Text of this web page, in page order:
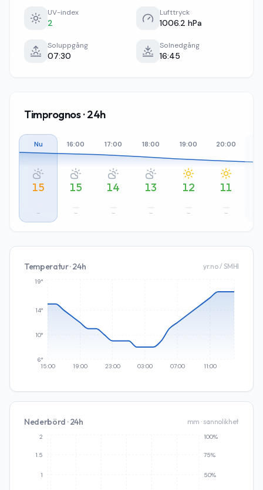
UV-index
2
Lufttryck
1006.2 hPa
Soluppgång
07:30
Solnedgång
16:45
Timprognos · 24h
Nu
15
–
16:00
15
–
17:00
14
–
18:00
13
–
19:00
12
–
20:00
11
–
Temperatur · 24h yr.no / SMHI
15:00 19:00 23:00 03:00 07:00 11:00
6°
10°
14°
19°
Nederbörd · 24h mm · sannolikhet
1
1.5
2
50%
75%
100%